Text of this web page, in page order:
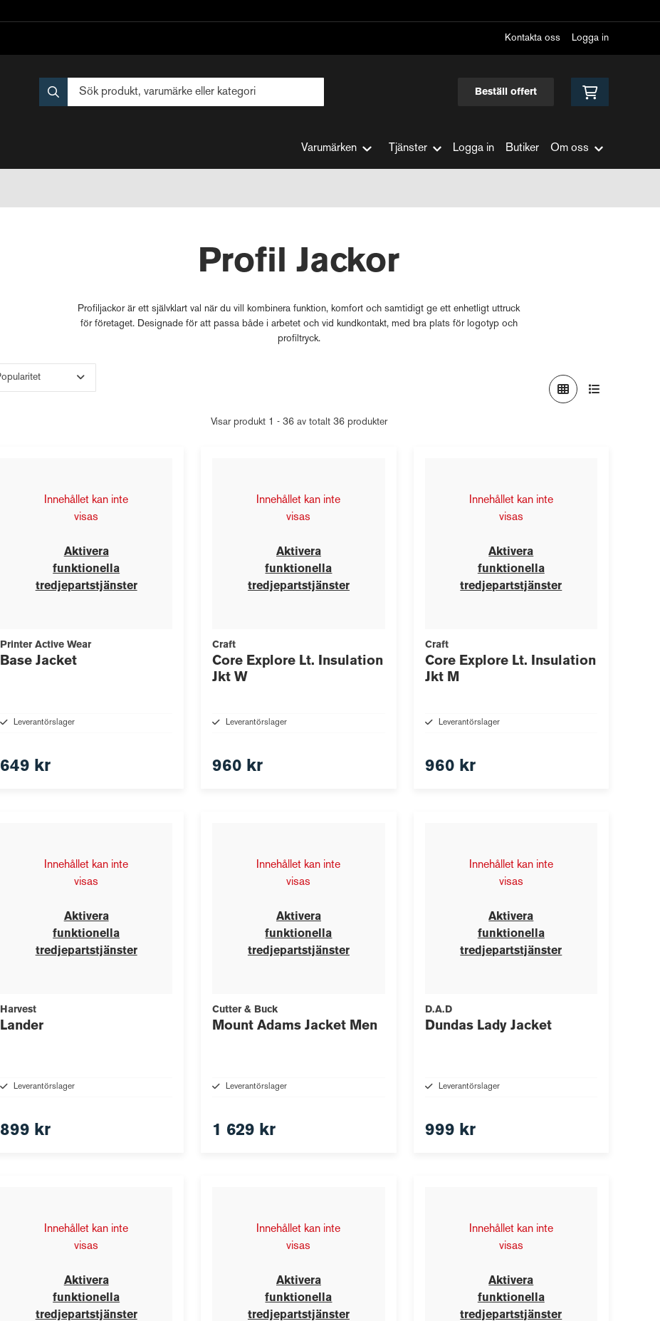
Kontakta oss Logga in
Beställ offert
Varumärken Tjänster Logga in Butiker Om oss
Profil Jackor
Profiljackor är ett självklart val när du vill kombinera funktion, komfort och samtidigt ge ett enhetligt uttruck
för företaget. Designade för att passa både i arbetet och vid kundkontakt, med bra plats för logotyp och
profiltryck.
Visar produkt 1 - 36 av totalt 36 produkter
Innehållet kan inte
visas
Aktivera
funktionella
tredjepartstjänster
Printer Active Wear
Base Jacket
Leverantörslager
649 kr
Innehållet kan inte
visas
Aktivera
funktionella
tredjepartstjänster
Craft
Core Explore Lt. Insulation
Jkt W
Leverantörslager
960 kr
Innehållet kan inte
visas
Aktivera
funktionella
tredjepartstjänster
Craft
Core Explore Lt. Insulation
Jkt M
Leverantörslager
960 kr
Innehållet kan inte
visas
Aktivera
funktionella
tredjepartstjänster
Harvest
Lander
Leverantörslager
899 kr
Innehållet kan inte
visas
Aktivera
funktionella
tredjepartstjänster
Cutter & Buck
Mount Adams Jacket Men
Leverantörslager
1 629 kr
Innehållet kan inte
visas
Aktivera
funktionella
tredjepartstjänster
D.A.D
Dundas Lady Jacket
Leverantörslager
999 kr
Innehållet kan inte
visas
Aktivera
funktionella
tredjepartstjänster
Innehållet kan inte
visas
Aktivera
funktionella
tredjepartstjänster
Innehållet kan inte
visas
Aktivera
funktionella
tredjepartstjänster